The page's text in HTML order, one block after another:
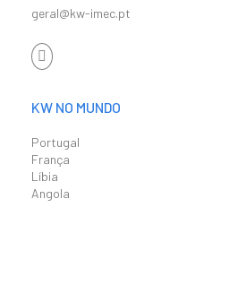
geral@kw-imec.pt
KW NO MUNDO
Portugal
França
Líbia
Angola